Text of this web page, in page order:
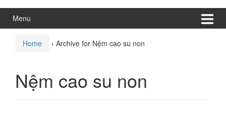
Menu
Home › Archive for Nệm cao su non
Nệm cao su non